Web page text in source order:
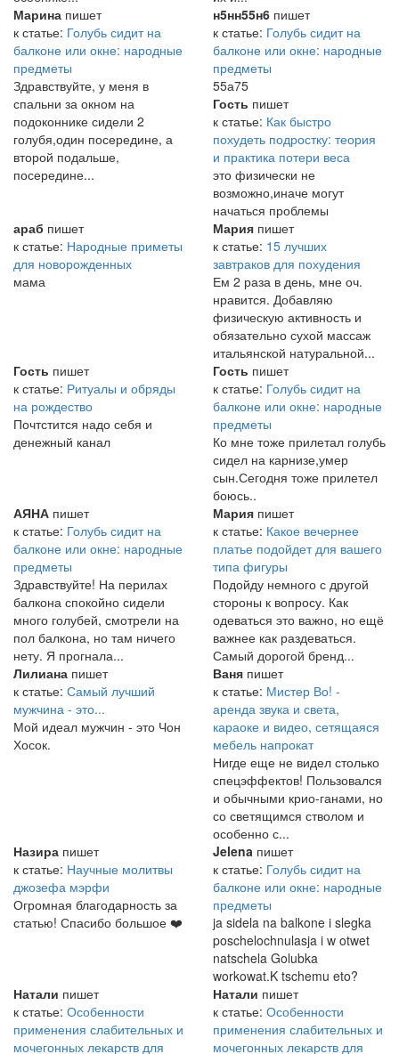
Марина пишет
к статье: Голубь сидит на
балконе или окне: народные
предметы
Здравствуйте, у меня в
спальни за окном на
подоконнике сидели 2
голубя,один посередине, а
второй подальше,
посередине...
н5нн55н6 пишет
к статье: Голубь сидит на
балконе или окне: народные
предметы
55а75
Гость пишет
к статье: Как быстро
похудеть подростку: теория
и практика потери веса
это физически не
возможно,иначе могут
начаться проблемы
араб пишет
к статье: Народные приметы
для новорожденных
мама
Мария пишет
к статье: 15 лучших
завтраков для похудения
Ем 2 раза в день, мне оч.
нравится. Добавляю
физическую активность и
обязательно сухой массаж
итальянской натуральной...
Гость пишет
к статье: Ритуалы и обряды
на рождество
Почтстится надо себя и
денежный канал
Гость пишет
к статье: Голубь сидит на
балконе или окне: народные
предметы
Ко мне тоже прилетал голубь
сидел на карнизе,умер
сын.Сегодня тоже прилетел
боюсь..
АЯНА пишет
к статье: Голубь сидит на
балконе или окне: народные
предметы
Здравствуйте! На перилах
балкона спокойно сидели
много голубей, смотрели на
пол балкона, но там ничего
нету. Я прогнала...
Мария пишет
к статье: Какое вечернее
платье подойдет для вашего
типа фигуры
Подойду немного с другой
стороны к вопросу. Как
одеваться это важно, но ещё
важнее как раздеваться.
Самый дорогой бренд...
Лилиана пишет
к статье: Самый лучший
мужчина - это...
Мой идеал мужчин - это Чон
Хосок.
Ваня пишет
к статье: Мистер Во! -
аренда звука и света,
караоке и видео, сетящаяся
мебель напрокат
Нигде еще не видел столько
спецэффектов! Пользовался
и обычными крио-ганами, но
со светящимся стволом и
особенно с...
Назира пишет
к статье: Научные молитвы
джозефа мэрфи
Огромная благодарность за
статью! Спасибо большое ❤️
Jelena пишет
к статье: Голубь сидит на
балконе или окне: народные
предметы
ja sidela na balkone i slegka
poschelochnulasja i w otwet
natschela Golubka
workowat.K tschemu eto?
Натали пишет
к статье: Особенности
применения слабительных и
мочегонных лекарств для
Натали пишет
к статье: Особенности
применения слабительных и
мочегонных лекарств для